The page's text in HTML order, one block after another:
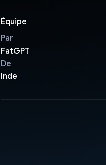
Équipe
Par
FatGPT
De
Inde